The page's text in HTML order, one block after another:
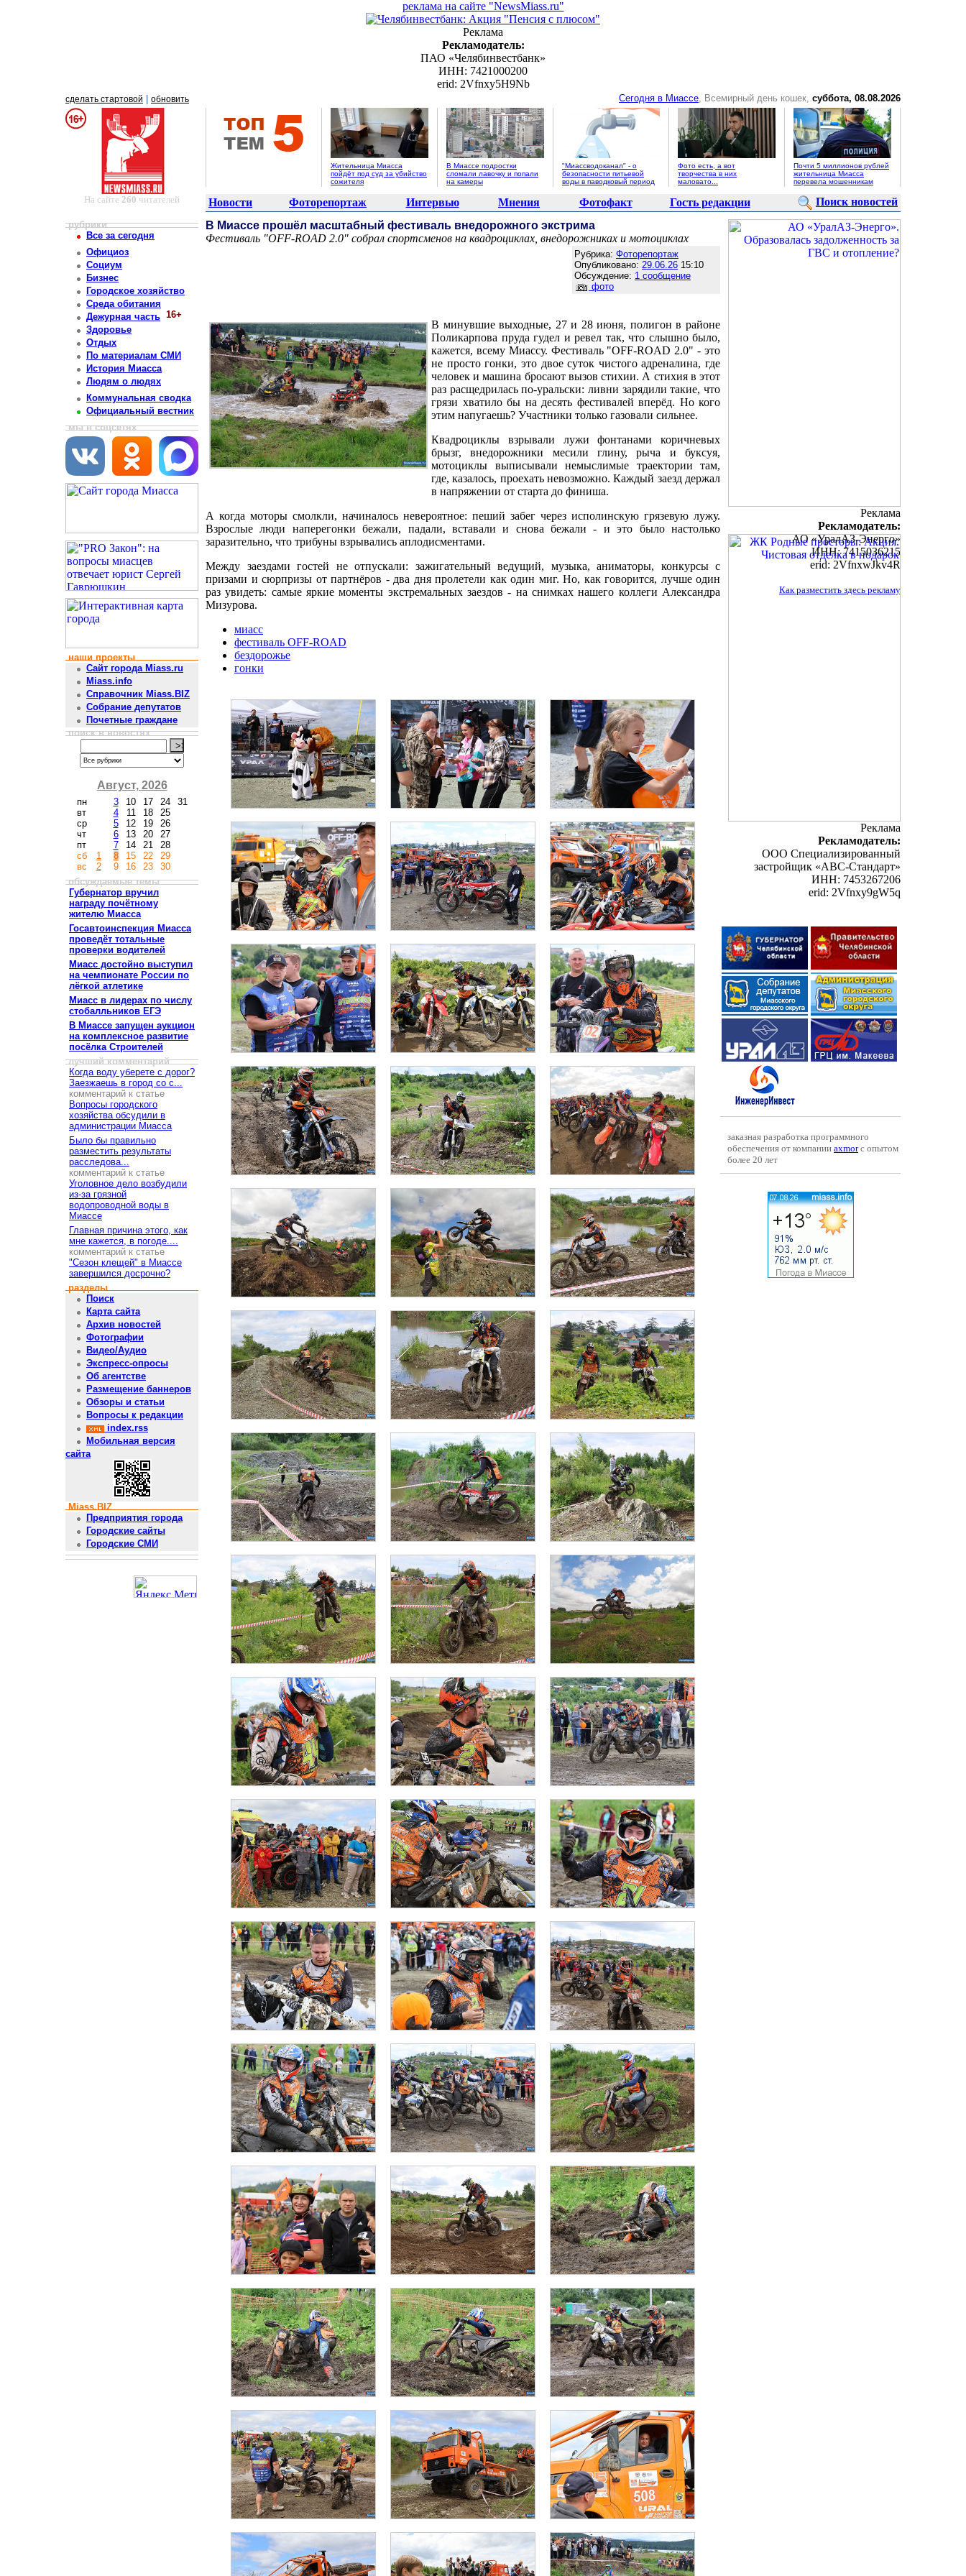
реклама на сайте "NewsMiass.ru"
Реклама
Рекламодатель:
ПАО «Челябинвестбанк»
ИНН: 7421000200
erid: 2Vfnxy5H9Nb
сделать стартовой обновить Сегодня в Миассе, Всемирный день кошек, суббота, 08.08.2026
Жительница Миасса
пойдёт под суд за убийство
сожителя
В Миассе подростки
сломали лавочку и попали
на камеры
"Миассводоканал" - о
безопасности питьевой
воды в паводковый период
Фото есть, а вот
творчества в них
маловато...
Почти 5 миллионов рублей
жительница Миасса
перевела мошенникам
На сайте 260 читателей Новости Фоторепортаж Интервью Мнения Фотофакт Гость редакции Поиск новостей
рубрики
Все за сегодня
Официоз
Социум
Бизнес
Городское хозяйство
Среда обитания
Дежурная часть 16+
Здоровье
Отдых
По материалам СМИ
История Миасса
Людям о людях
Коммунальная сводка
Официальный вестник
мы в соцсетях
наши проекты
Сайт города Miass.ru
Miass.info
Справочник Miass.BIZ
Собрание депутатов
Почетные граждане
поиск в новостях
Август, 2026
пн
вт
ср
чт
пт
сб
вс
1
2
3
4
5
6
7
8
9
10
11
12
13
14
15
16
17
18
19
20
21
22
23
24
25
26
27
28
29
30
31
обсуждаемые темы
Губернатор вручил
награду почётному
жителю Миасса
Госавтоинспекция Миасса
проведёт тотальные
проверки водителей
Миасс достойно выступил
на чемпионате России по
лёгкой атлетике
Миасс в лидерах по числу
стобалльников ЕГЭ
В Миассе запущен аукцион
на комплексное развитие
посёлка Строителей
лучший комментарий
Когда воду уберете с дорог?
Заезжаешь в город со с...
комментарий к статье
Вопросы городского
хозяйства обсудили в
администрации Миасса
Было бы правильно
разместить результаты
расследова...
комментарий к статье
Уголовное дело возбудили
из-за грязной
водопроводной воды в
Миассе
Главная причина этого, как
мне кажется, в погоде....
комментарий к статье
"Сезон клещей" в Миассе
завершился досрочно?
разделы
Поиск
Карта сайта
Архив новостей
Фотографии
Видео/Аудио
Экспресс-опросы
Об агентстве
Размещение баннеров
Обзоры и статьи
Вопросы к редакции
index.rss
Мобильная версия
сайта
Miass.BIZ
Предприятия города
Городские сайты
Городские СМИ
В Миассе прошёл масштабный фестиваль внедорожного экстрима
Фестиваль "OFF-ROAD 2.0" собрал спортсменов на квадроциклах, внедорожниках и мотоциклах
Рубрика: Фоторепортаж
Опубликовано: 29.06.26 15:10
Обсуждение: 1 сообщение
фото
В минувшие выходные, 27 и 28 июня, полигон в районе
Поликарпова пруда гудел и ревел так, что слышно было,
кажется, всему Миассу. Фестиваль "OFF-ROAD 2.0" - это
не просто гонки, это двое суток чистого адреналина, где
человек и машина бросают вызов стихии. А стихия в этот
раз расщедрилась по-уральски: ливни зарядили такие, что
грязи хватило бы на десять фестивалей вперёд. Но кого
этим напугаешь? Участники только газовали сильнее.
Квадроциклы взрывали лужи фонтанами коричневых
брызг, внедорожники месили глину, рыча и буксуя,
мотоциклы выписывали немыслимые траектории там,
где, казалось, проехать невозможно. Каждый заезд держал
в напряжении от старта до финиша.
А когда моторы смолкли, начиналось невероятное: пеший забег через исполинскую грязевую лужу.
Взрослые люди наперегонки бежали, падали, вставали и снова бежали - и это было настолько
заразительно, что трибуны взрывались аплодисментами.
Между заездами гостей не отпускали: зажигательный ведущий, музыка, аниматоры, конкурсы с
призами и сюрпризы от партнёров - два дня пролетели как один миг. Но, как говорится, лучше один
раз увидеть: самые яркие моменты экстремальных заездов - на снимках нашего коллеги Александра
Мизурова.
миасс
фестиваль OFF-ROAD
бездорожье
гонки
Реклама
Рекламодатель:
АО «УралАЗ-Энерго»
ИНН: 7415036215
erid: 2VfnxwJkv4R
Как разместить здесь рекламу
Реклама
Рекламодатель:
ООО Специализированный
застройщик «АВС-Стандарт»
ИНН: 7453267206
erid: 2Vfnxy9gW5q
заказная разработка программного
обеспечения от компании axmorс опытом
более 20 лет